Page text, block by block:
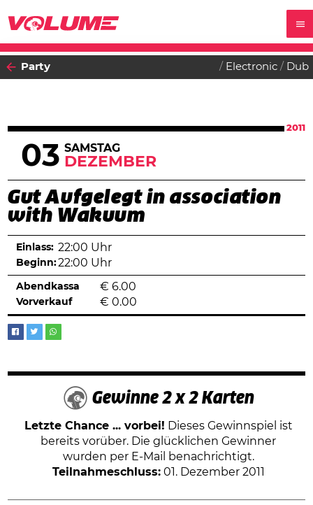
Party Electronic Dub
2011
03 SAMSTAG
DEZEMBER
Gut Aufgelegt in association
with Wakuum
Einlass: 22:00 Uhr
Beginn:22:00 Uhr
Abendkassa € 6.00
Vorverkauf € 0.00
Gewinne 2 x 2 Karten
Letzte Chance ... vorbei! Dieses Gewinnspiel ist
bereits vorüber. Die glücklichen Gewinner
wurden per E-Mail benachrichtigt.
Teilnahmeschluss:01. Dezember 2011